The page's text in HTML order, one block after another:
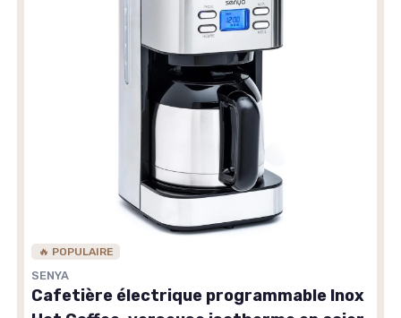
🔥 POPULAIRE
SENYA
Cafetière électrique programmable Inox